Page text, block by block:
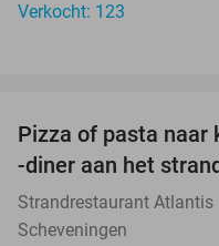
Verkocht: 123
Pizza of pasta naar
-diner aan het
Strandrestaurant Atlantis
Scheveningen